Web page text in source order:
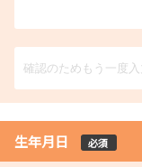
生年月日 必須